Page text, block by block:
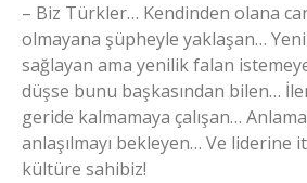
– Biz Türkler… Kendinden olana
olmayana şüpheyle yaklaşan…
sağlayan ama yenilik falan
düşse bunu başkasından bilen…
geride kalmamaya çalışan…
anlaşılmayı bekleyen… Ve liderine
kültüre sahibiz!